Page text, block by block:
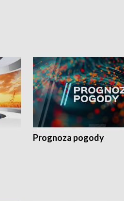
Prognoza pogody